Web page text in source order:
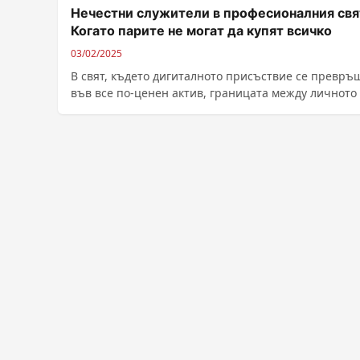
Нечестни служители в професионалния
Когато парите не могат да купят всичко
03/02/2025
В свят, където дигиталното присъствие се
във все по-ценен актив, границата между личното